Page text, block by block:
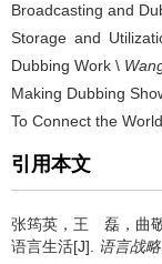
Broadcasting and
Storage and
Dubbing Work \
Making Dubbing
To Connect the
引用本文
张筠英，王 磊，曲
语言生活[J]. 语言战